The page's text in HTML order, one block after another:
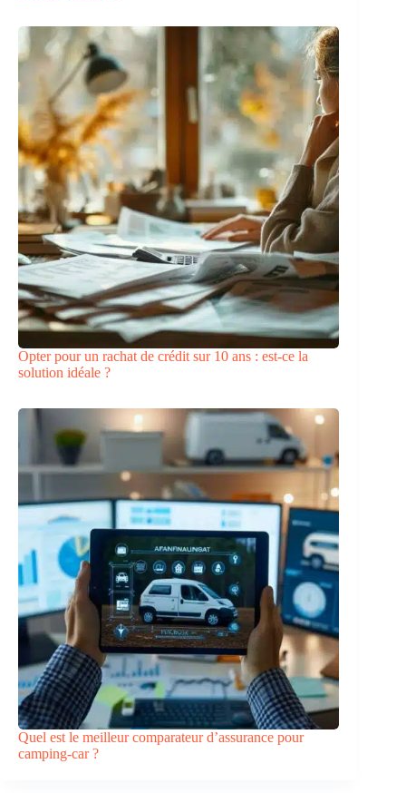
Opter pour un rachat de crédit sur 10 ans : est-ce la
solution idéale ?
Quel est le meilleur comparateur d’assurance pour
camping-car ?